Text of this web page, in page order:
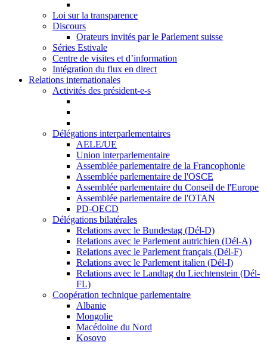
Loi sur la transparence
Discours
Orateurs invités par le Parlement suisse
Séries Estivale
Centre de visites et d’information
Intégration du flux en direct
Relations internationales
Activités des président-e-s
Délégations interparlementaires
AELE/UE
Union interparlementaire
Assemblée parlementaire de la Francophonie
Assemblée parlementaire de l'OSCE
Assemblée parlementaire du Conseil de l'Europe
Assemblée parlementaire de l'OTAN
PD-OECD
Délégations bilatérales
Relations avec le Bundestag (Dél-D)
Relations avec le Parlement autrichien (Dél-A)
Relations avec le Parlement français (Dél-F)
Relations avec le Parlement italien (Dél-I)
Relations avec le Landtag du Liechtenstein (Dél-
FL)
Coopération technique parlementaire
Albanie
Mongolie
Macédoine du Nord
Kosovo